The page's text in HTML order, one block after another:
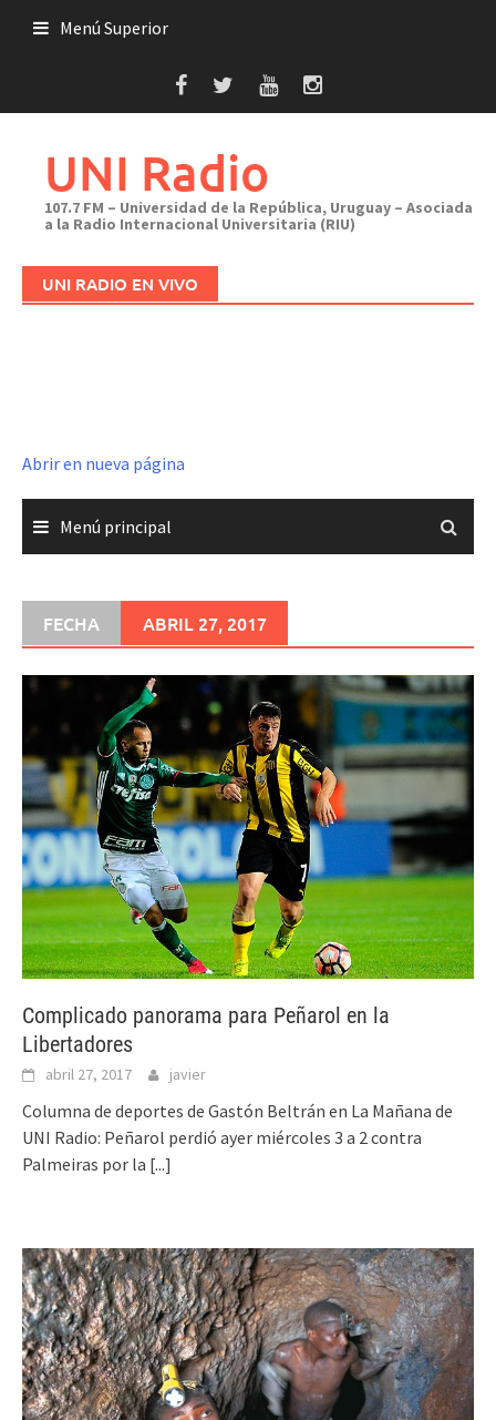
Menú Superior
UNI Radio
107.7 FM – Universidad de la República, Uruguay – Asociada
a la Radio Internacional Universitaria (RIU)
UNI RADIO EN VIVO
Abrir en nueva página
Menú principal
FECHA ABRIL 27, 2017
Complicado panorama para Peñarol en la
Libertadores
abril 27, 2017 javier
Columna de deportes de Gastón Beltrán en La Mañana de
UNI Radio: Peñarol perdió ayer miércoles 3 a 2 contra
Palmeiras por la [...]